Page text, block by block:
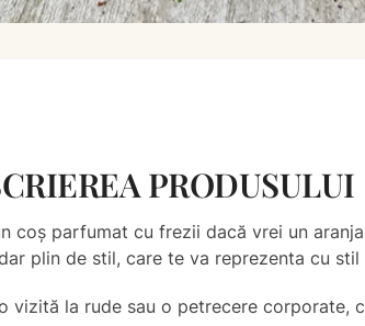
PRODUSULUI
coș parfumat cu frezii dacă vrei un
plin de stil, care te va reprezenta cu
vizită la rude sau o petrecere corporate,